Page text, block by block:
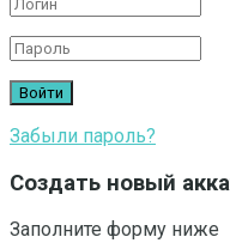
Забыли пароль?
Создать новый
Заполните форму ниже